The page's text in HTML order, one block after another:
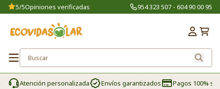
5/5Opiniones verificadas 954 323 507 - 604 90 00 95
Atención personalizada Envíos garantizados Pagos 100%